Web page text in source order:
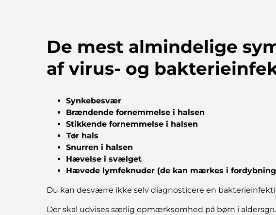
De mest almindelige
af virus- og
Synkebesvær
Brændende fornemmelse i halsen
Stikkende fornemmelse i halsen
Tør hals
Snurren i halsen
Hævelse i svælget
Hævede lymfeknuder (de kan mærkes i
Du kan desværre ikke selv diagnosticere en
Der skal udvises særlig opmærksomhed på børn i